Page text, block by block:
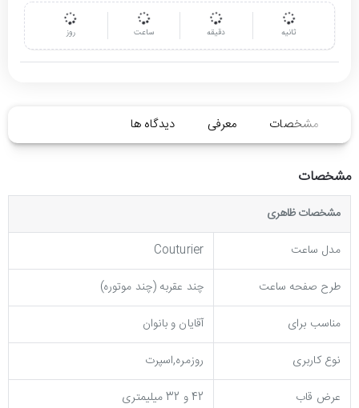
روز ساعت دقیقه ثانیه
مشخصات معرفی دیدگاه ها
مشخصات
مشخصات ظاهری
مدل ساعت
Couturier
طرح صفحه ساعت
چند عقربه (چند موتوره)
مناسب برای
آقایان و بانوان
نوع کاربری
روزمره,اسپرت
عرض قاب
42 و 32 میلیمتری